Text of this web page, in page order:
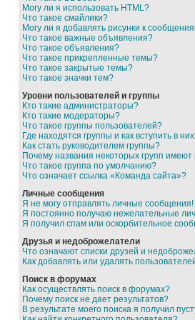
Могу ли я использовать HTML?
Что такое смайлики?
Могу ли я добавлять рисунки к
Что такое важные объявления?
Что такое объявления?
Что такое прикрепленные темы?
Что такое закрытые темы?
Что такое значки тем?
Уровни пользователей и группы
Кто такие администраторы?
Кто такие модераторы?
Что такое группы пользователей?
Где находятся группы и как вступить в
Как стать руководителем группы?
Почему названия некоторых групп
Что такое группа по умолчанию?
Что означает ссылка «Команда сайта»?
Личные сообщения
Я не могу отправлять личные сообщения!
Я постоянно получаю нежелательные
Я получил спам или оскорбительное
Друзья и недоброжелатели
Что означают списки друзей и
Как добавлять или удалять
Поиск в форумах
Как осуществлять поиск в форумах?
Почему поиск не дает результатов?
В результате моего поиска я получил